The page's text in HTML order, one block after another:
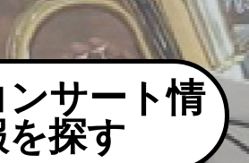
サート情
探す